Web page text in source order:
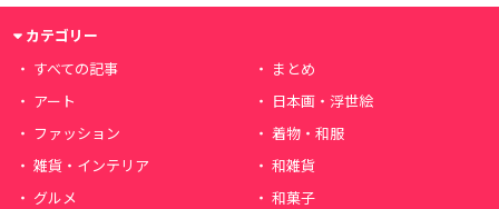
カテゴリー
すべての記事
まとめ
アート
日本画・浮世絵
ファッション
着物・和服
雑貨・インテリア
和雑貨
グルメ
和菓子